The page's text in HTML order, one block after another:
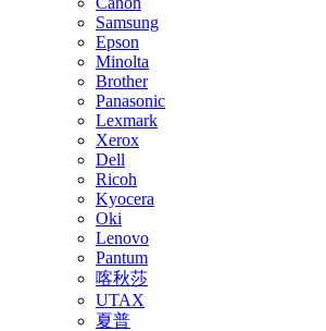
Samsung
Epson
Minolta
Brother
Panasonic
Lexmark
Xerox
Dell
Ricoh
Kyocera
Oki
Lenovo
Pantum
喀秋莎
UTAX
夏普